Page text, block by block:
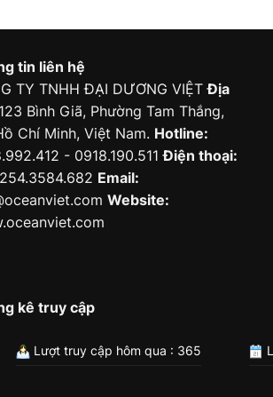
tin liên hệ
TY TNHH ĐẠI DƯƠNG VIỆTĐịa
123 Bình Giã, Phường Tam Thắng,
Chí Minh, Việt Nam. Hotline:
- 0918.190.511Điện thoại:
Email:
Website:
kê truy cập
Lượt truy cập hôm qua : 365